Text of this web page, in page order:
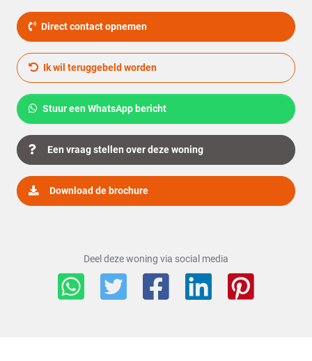
C.V.-Ketel Intergas uit 2006 Eigendom
Buitenruimte
Tuin Achtertuin, Voortuin
Hoofdtuin Achtertuin
Oppervlakte hoofdtuin
Verzorgd
Achterom Ja
Direct contact opnemen
Ik wil teruggebeld worden
Stuur een WhatsApp bericht
Een vraag stellen over deze woning
Download de brochure
Deel deze woning via social media